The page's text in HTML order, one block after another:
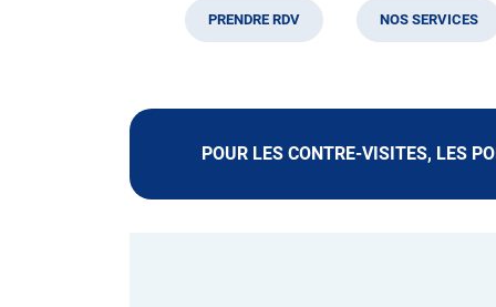
PRENDRE RDV NOS SERVICES
POUR LES CONTRE-VISITES, LES